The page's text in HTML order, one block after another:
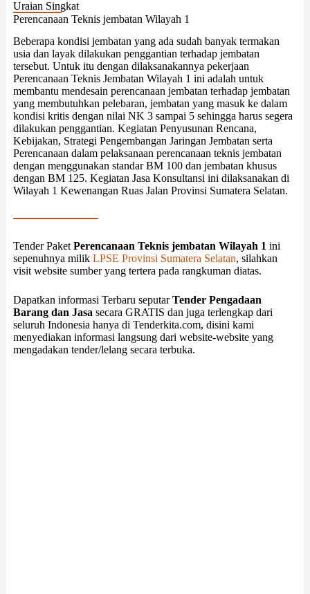
Uraian Singkat
Perencanaan Teknis jembatan Wilayah 1
Beberapa kondisi jembatan yang ada sudah banyak termakan
usia dan layak dilakukan penggantian terhadap jembatan
tersebut. Untuk itu dengan dilaksanakannya pekerjaan
Perencanaan Teknis Jembatan Wilayah 1 ini adalah untuk
membantu mendesain perencanaan jembatan terhadap jembatan
yang membutuhkan pelebaran, jembatan yang masuk ke dalam
kondisi kritis dengan nilai NK 3 sampai 5 sehingga harus segera
dilakukan penggantian. Kegiatan Penyusunan Rencana,
Kebijakan, Strategi Pengembangan Jaringan Jembatan serta
Perencanaan dalam pelaksanaan perencanaan teknis jembatan
dengan menggunakan standar BM 100 dan jembatan khusus
dengan BM 125. Kegiatan Jasa Konsultansi ini dilaksanakan di
Wilayah 1 Kewenangan Ruas Jalan Provinsi Sumatera Selatan.
Tender Paket Perencanaan Teknis jembatan Wilayah 1 ini
sepenuhnya milik LPSE Provinsi Sumatera Selatan, silahkan
visit website sumber yang tertera pada rangkuman diatas.
Dapatkan informasi Terbaru seputarTender Pengadaan
Barang dan Jasa secara GRATIS dan juga terlengkap dari
seluruh Indonesia hanya di Tenderkita.com, disini kami
menyediakan informasi langsung dari website-website yang
mengadakan tender/lelang secara terbuka.